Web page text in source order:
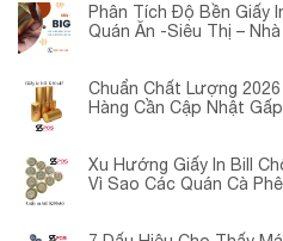
Phân Tích Độ Bền Giấy
Quán Ăn -Siêu Thị –
Chuẩn Chất Lượng
Hàng Cần Cập Nhật Gấp
Xu Hướng Giấy In Bill
Vì Sao Các Quán Cà